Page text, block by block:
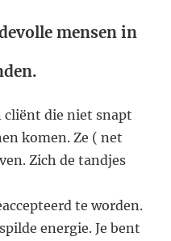
mensen in
cliënt die niet snapt
komen. Ze ( net
Zich de tandjes
te worden.
energie. Je bent